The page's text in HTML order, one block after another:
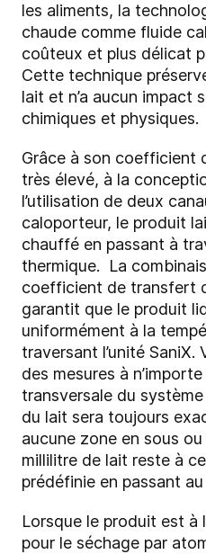
les aliments, la
chaude comme fluide
coûteux et plus délicat
Cette technique
lait et n’a aucun impact
chimiques et physiques.
Grâce à son coefficient
très élevé, à la
l’utilisation de deux
caloporteur, le produit
chauffé en passant à
thermique.
La
coefficient de transfert
garantit que le produit
uniformément à la
traversant l’unité SaniX.
des mesures à
transversale du système
du lait sera toujours
aucune zone en sous
millilitre de lait reste à
prédéfinie en passant
Lorsque le produit est à
pour le séchage par